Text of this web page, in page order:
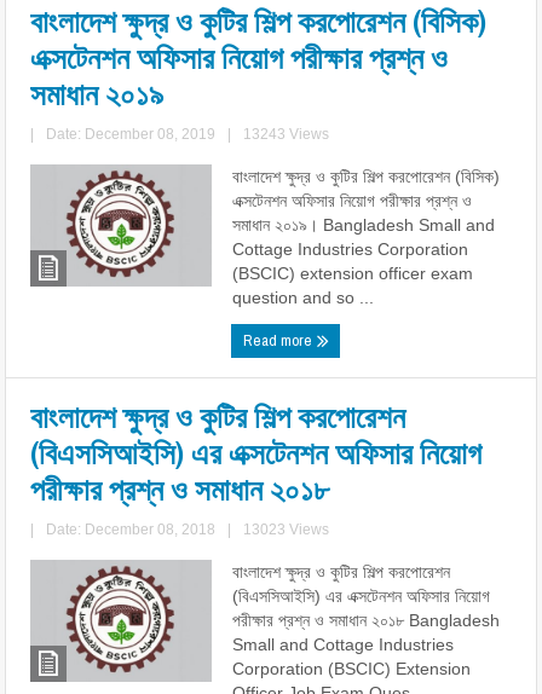
বাংলাদেশ ক্ষুদ্র ও কুটির শিল্প করপোরেশন (বিসিক)
এক্সটেনশন অফিসার নিয়োগ পরীক্ষার প্রশ্ন ও
সমাধান ২০১৯
Date: December 08, 2019 13243 Views
বাংলাদেশ ক্ষুদ্র ও কুটির শিল্প করপোরেশন (বিসিক)
এক্সটেনশন অফিসার নিয়োগ পরীক্ষার প্রশ্ন ও
সমাধান ২০১৯। Bangladesh Small and
Cottage Industries Corporation
(BSCIC) extension officer exam
question and so ...
Read more
বাংলাদেশ ক্ষুদ্র ও কুটির শিল্প করপোরেশন
(বিএসসিআইসি) এর এক্সটেনশন অফিসার নিয়োগ
পরীক্ষার প্রশ্ন ও সমাধান ২০১৮
Date: December 08, 2018 13023 Views
বাংলাদেশ ক্ষুদ্র ও কুটির শিল্প করপোরেশন
(বিএসসিআইসি) এর এক্সটেনশন অফিসার নিয়োগ
পরীক্ষার প্রশ্ন ও সমাধান ২০১৮ Bangladesh
Small and Cottage Industries
Corporation (BSCIC) Extension